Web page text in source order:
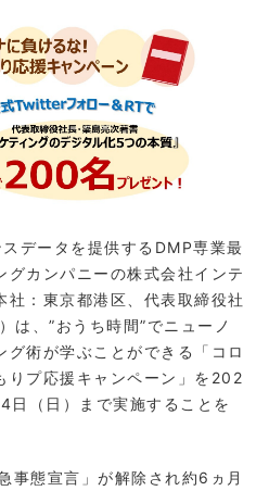
データを提供するDMP専業最
グカンパニーの株式会社インテ
社：東京都港区、代表取締役社
は、”おうち時間”でニューノ
グ術が学ぶことができる「コロ
りプ応援キャンペーン」を202
日（日）まで実施することを
事態宣言」が解除され約6ヵ月